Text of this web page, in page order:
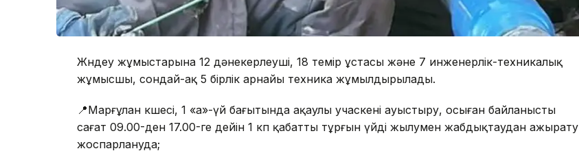
Жөндеу жұмыстарына 12 дәнекерлеуші, 18 темір ұстасы және 7 инженерлік-техникалық
жұмысшы, сондай-ақ 5 бірлік арнайы техника жұмылдырылады.
📍Марғұлан көшесі, 1 «а»-үй бағытында ақаулы учаскені ауыстыру, осыған байланысты
сағат 09.00-ден 17.00-ге дейін 1 көп қабатты тұрғын үйді жылумен жабдықтаудан ажырату
жоспарлануда;